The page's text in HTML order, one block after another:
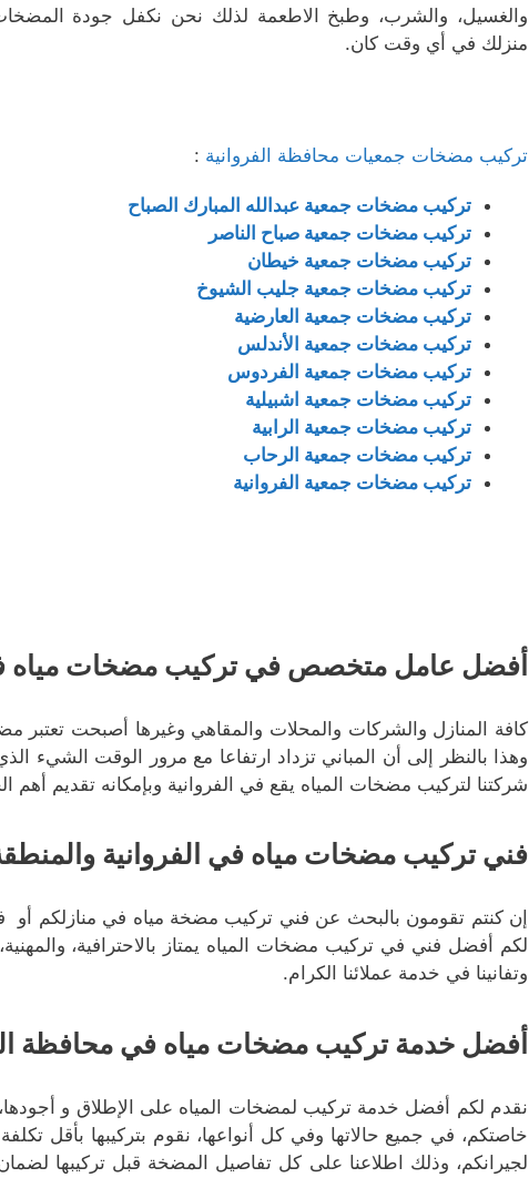
والغسيل، والشرب، وطبخ الاطعمة لذلك نحن نكفل جودة
منزلك في أي وقت كان.
تركيب مضخات جمعيات محافظة الفروانية :
تركيب مضخات جمعية عبدالله المبارك الصباح
تركيب مضخات جمعية صباح الناصر
تركيب مضخات جمعية خيطان
تركيب مضخات جمعية جليب الشيوخ
تركيب مضخات جمعية العارضية
تركيب مضخات جمعية الأندلس
تركيب مضخات جمعية الفردوس
تركيب مضخات جمعية اشبيلية
تركيب مضخات جمعية الرابية
تركيب مضخات جمعية الرحاب
تركيب مضخات جمعية الفروانية
أفضل عامل متخصص في تركيب مضخات مياه
كافة المنازل والشركات والمحلات والمقاهي وغيرها أصبحت تعتبر
وهذا بالنظر إلى أن المباني تزداد ارتفاعا مع مرور الوقت الشيء
شركتنا لتركيب مضخات المياه يقع في الفروانية وبإمكانه تقديم
فني تركيب مضخات مياه في الفروانية
إن كنتم تقومون بالبحث عن فني تركيب مضخة مياه في منازلكم
لكم أفضل فني في تركيب مضخات المياه يمتاز بالاحترافية،
وتفانينا في خدمة عملائنا الكرام.
أفضل خدمة تركيب مضخات مياه في محافظة
نقدم لكم أفضل خدمة تركيب لمضخات المياه على الإطلاق و
خاصتكم، في جميع حالاتها وفي كل أنواعها، نقوم بتركيبها بأقل
لجيرانكم، وذلك اطلاعنا على كل تفاصيل المضخة قبل تركيبها